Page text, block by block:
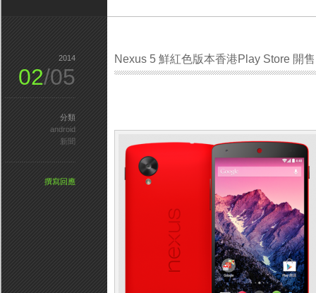
Nexus 5 鮮紅色版本香港Play Store 開售
2014
02/05
分類
android
新聞
撰寫回應